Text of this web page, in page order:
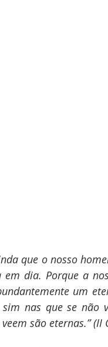
que o nosso
dia. Porque a
um
nas que se não
são eternas.”